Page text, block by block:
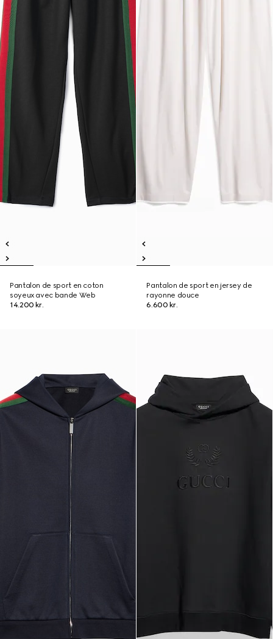
Pantalon de sport en coton
soyeux avec bande Web
14.200 kr.
Pantalon de sport en jersey de
rayonne douce
6.600 kr.